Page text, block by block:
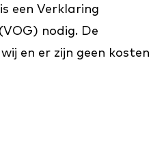
een Verklaring
nodig. De
en er zijn geen kosten